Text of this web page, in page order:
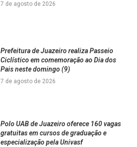
7 de agosto de 2026
Prefeitura de Juazeiro realiza Passeio
Ciclístico em comemoração ao Dia dos
Pais neste domingo (9)
7 de agosto de 2026
Polo UAB de Juazeiro oferece 160 vagas
gratuitas em cursos de graduação e
especialização pela Univasf